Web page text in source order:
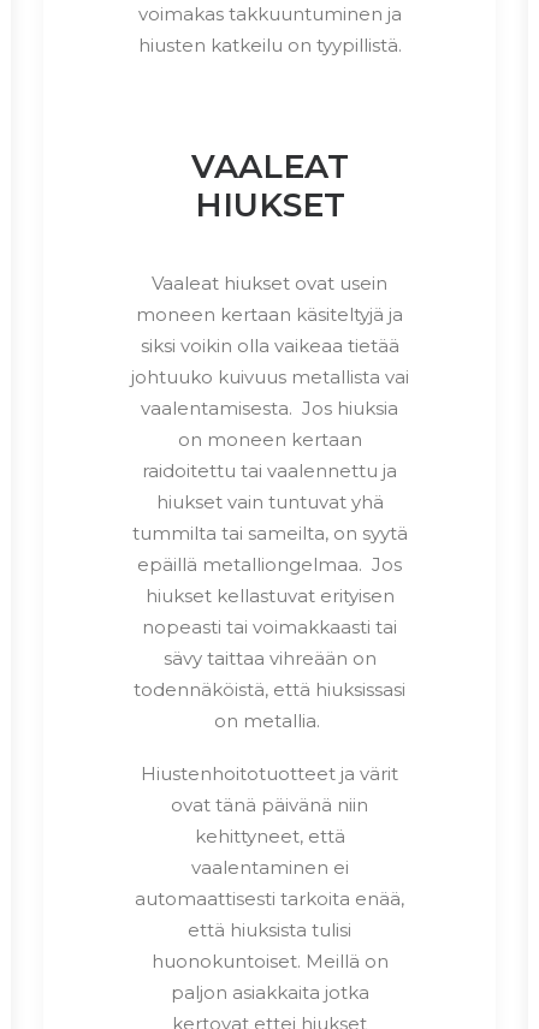
voimakas takkuuntuminen ja
hiusten katkeilu on tyypillistä.
VAALEAT
HIUKSET
Vaaleat hiukset ovat usein
moneen kertaan käsiteltyjä ja
siksi voikin olla vaikeaa tietää
johtuuko kuivuus metallista vai
vaalentamisesta. Jos hiuksia
on moneen kertaan
raidoitettu tai vaalennettu ja
hiukset vain tuntuvat yhä
tummilta tai sameilta, on syytä
epäillä metalliongelmaa. Jos
hiukset kellastuvat erityisen
nopeasti tai voimakkaasti tai
sävy taittaa vihreään on
todennäköistä, että hiuksissasi
on metallia.
Hiustenhoitotuotteet ja värit
ovat tänä päivänä niin
kehittyneet, että
vaalentaminen ei
automaattisesti tarkoita enää,
että hiuksista tulisi
huonokuntoiset. Meillä on
paljon asiakkaita jotka
kertovat ettei hiukset